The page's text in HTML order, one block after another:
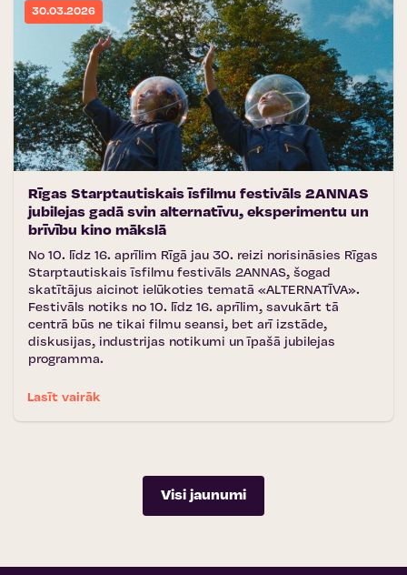
30.03.2026
Rīgas Starptautiskais īsfilmu festivāls 2ANNAS
jubilejas gadā svin alternatīvu, eksperimentu un
brīvību kino mākslā
No 10. līdz 16. aprīlim Rīgā jau 30. reizi norisināsies Rīgas
Starptautiskais īsfilmu festivāls 2ANNAS, šogad
skatītājus aicinot ielūkoties tematā «ALTERNATĪVA».
Festivāls notiks no 10. līdz 16. aprīlim, savukārt tā
centrā būs ne tikai filmu seansi, bet arī izstāde,
diskusijas, industrijas notikumi un īpašā jubilejas
programma.
Lasīt vairāk
Visi jaunumi